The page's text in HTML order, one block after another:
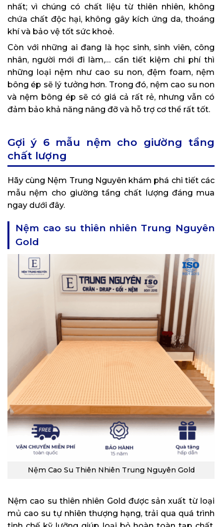
nhất; vì chúng có chất liệu từ thiên nhiên, không
chứa chất độc hại, không gây kích ứng da, thoáng
khí và bảo vệ tốt sức khoẻ.
Còn với những ai đang là học sinh, sinh viên, công
nhân, người mới đi làm,… cần tiết kiệm chi phí thì
những loại nệm như cao su non, đệm foam, nệm
bông ép sẽ lý tưởng hơn. Trong đó, nệm cao su non
và nệm bông ép sẽ có giá cả rất rẻ, nhưng vẫn có
đảm bảo khả năng nâng đỡ và hỗ trợ cơ thể rất tốt.
Gợi ý 6 mẫu nệm cho giường tầng
chất lượng
Hãy cùng Nệm Trung Nguyên khám phá chi tiết các
mẫu nệm cho giường tầng chất lượng đáng mua
ngay dưới đây.
Nệm cao su thiên nhiên Trung Nguyên
Gold
Nệm Cao Su Thiên Nhiên Trung Nguyên Gold
Nệm cao su thiên nhiên Gold được sản xuất từ loại
mủ cao su tự nhiên thượng hạng, trải qua quá trình